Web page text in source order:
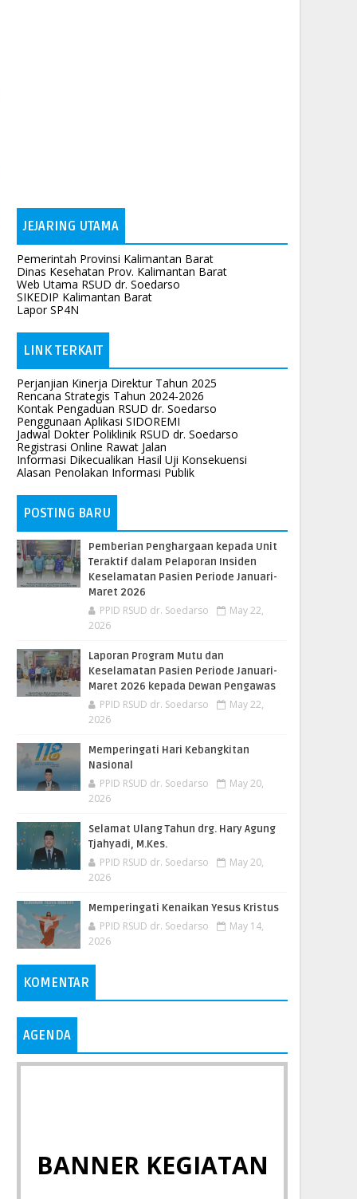
JEJARING UTAMA
Pemerintah Provinsi Kalimantan Barat
Dinas Kesehatan Prov. Kalimantan Barat
Web Utama RSUD dr. Soedarso
SIKEDIP Kalimantan Barat
Lapor SP4N
LINK TERKAIT
Perjanjian Kinerja Direktur Tahun 2025
Rencana Strategis Tahun 2024-2026
Kontak Pengaduan RSUD dr. Soedarso
Penggunaan Aplikasi SIDOREMI
Jadwal Dokter Poliklinik RSUD dr. Soedarso
Registrasi Online Rawat Jalan
Informasi Dikecualikan Hasil Uji Konsekuensi
Alasan Penolakan Informasi Publik
POSTING BARU
Pemberian Penghargaan kepada Unit
Teraktif dalam Pelaporan Insiden
Keselamatan Pasien Periode Januari-
Maret 2026
PPID RSUD dr. Soedarso
May 22,
2026
Laporan Program Mutu dan
Keselamatan Pasien Periode Januari-
Maret 2026 kepada Dewan Pengawas
PPID RSUD dr. Soedarso
May 22,
2026
Memperingati Hari Kebangkitan
Nasional
PPID RSUD dr. Soedarso
May 20,
2026
Selamat Ulang Tahun drg. Hary Agung
Tjahyadi, M.Kes.
PPID RSUD dr. Soedarso
May 20,
2026
Memperingati Kenaikan Yesus Kristus
PPID RSUD dr. Soedarso
May 14,
2026
KOMENTAR
AGENDA
BANNER KEGIATAN